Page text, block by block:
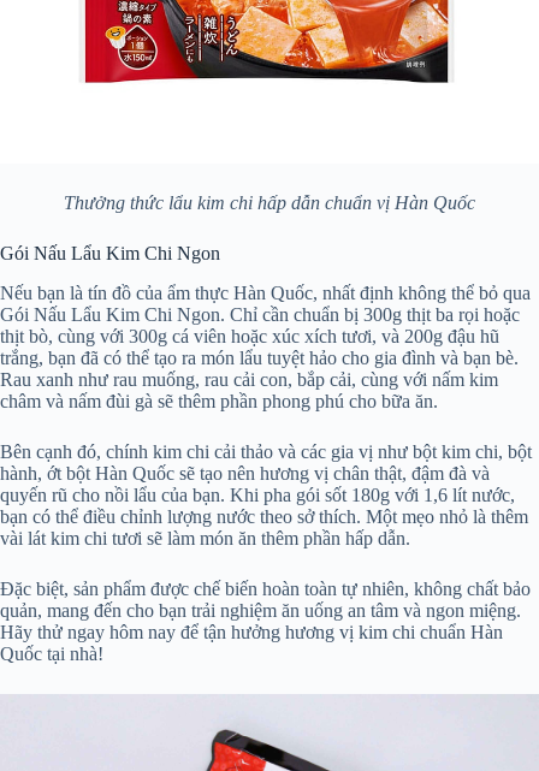
Thưởng thức lẩu kim chi hấp dẫn chuẩn vị Hàn Quốc
Gói Nấu Lẩu Kim Chi Ngon
Nếu bạn là tín đồ của ẩm thực Hàn Quốc, nhất định không thể bỏ qua
Gói Nấu Lẩu Kim Chi Ngon. Chỉ cần chuẩn bị 300g thịt ba rọi hoặc
thịt bò, cùng với 300g cá viên hoặc xúc xích tươi, và 200g đậu hũ
trắng, bạn đã có thể tạo ra món lẩu tuyệt hảo cho gia đình và bạn bè.
Rau xanh như rau muống, rau cải con, bắp cải, cùng với nấm kim
châm và nấm đùi gà sẽ thêm phần phong phú cho bữa ăn.
Bên cạnh đó, chính kim chi cải thảo và các gia vị như bột kim chi, bột
hành, ớt bột Hàn Quốc sẽ tạo nên hương vị chân thật, đậm đà và
quyến rũ cho nồi lẩu của bạn. Khi pha gói sốt 180g với 1,6 lít nước,
bạn có thể điều chỉnh lượng nước theo sở thích. Một mẹo nhỏ là thêm
vài lát kim chi tươi sẽ làm món ăn thêm phần hấp dẫn.
Đặc biệt, sản phẩm được chế biến hoàn toàn tự nhiên, không chất bảo
quản, mang đến cho bạn trải nghiệm ăn uống an tâm và ngon miệng.
Hãy thử ngay hôm nay để tận hưởng hương vị kim chi chuẩn Hàn
Quốc tại nhà!